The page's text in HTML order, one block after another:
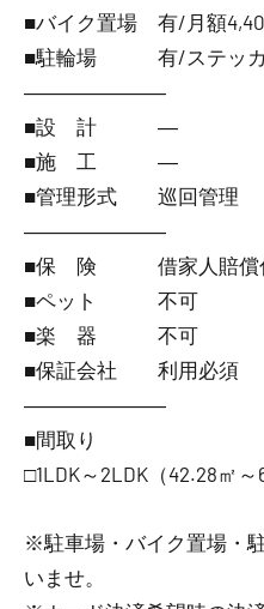
■バイク置場 有/月額
■駐輪場 有/ステッカ
―――――――
■設 計 ―
■施 工 ―
■管理形式 巡回管理
―――――――
■保 険 借家人賠償付
■ペット 不可
■楽 器 不可
■保証会社 利用必須
―――――――
■間取り
□1LDK～2LDK（42.28㎡～
※駐車場・バイク置場・
いませ。